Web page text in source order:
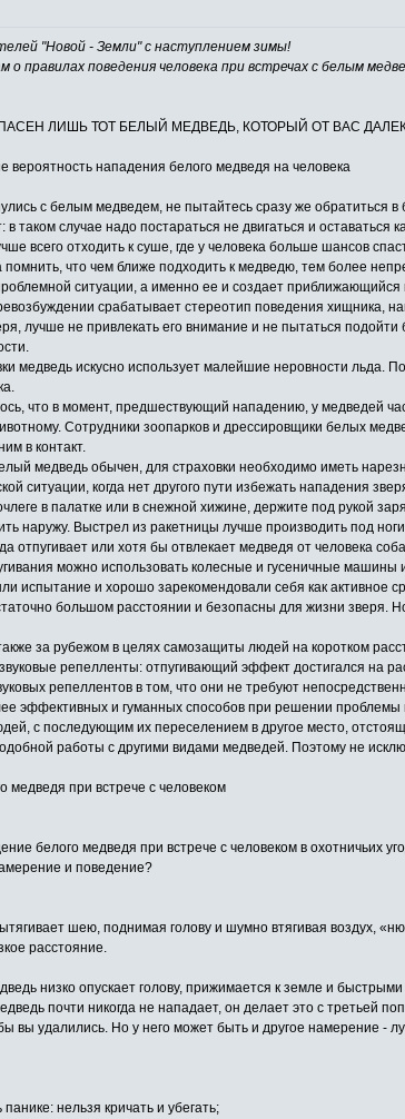
"Новой - Земли" с наступлением зимы!
о правилах поведения человека при встречах с белым
ЛИШЬ ТОТ БЕЛЫЙ МЕДВЕДЬ, КОТОРЫЙ ОТ ВАС
нападения белого медведя на человека
с белым медведем, не пытайтесь сразу же обратиться
таком случае надо постараться не двигаться и
всего отходить к суше, где у человека больше шансов
помнить, что чем ближе подходить к медведю, тем более
ситуации, а именно ее и создает приближающийся
срабатывает стереотип поведения хищника,
лучше не привлекать его внимание и не пытаться
медведь искусно использует малейшие неровности
что в момент, предшествующий нападению, у медведей
Сотрудники зоопарков и дрессировщики белых
в контакт.
медведь обычен, для страховки необходимо иметь
ситуации, когда нет другого пути избежать нападения
в палатке или в снежной хижине, держите под рукой
наружу. Выстрел из ракетницы лучше производить под
отпугивает или хотя бы отвлекает медведя от человека
можно использовать колесные и гусеничные
испытание и хорошо зарекомендовали себя как активное
большом расстоянии и безопасны для жизни зверя.
за рубежом в целях самозащиты людей на коротком
репелленты: отпугивающий эффект достигался на
репеллентов в том, что они не требуют
эффективных и гуманных способов при решении
с последующим их переселением в другое место,
работы с другими видами медведей. Поэтому не
медведя при встрече с человеком
белого медведя при встрече с человеком в охотничьих
и поведение?
шею, поднимая голову и шумно втягивая воздух,
расстояние.
низко опускает голову, прижимается к земле и
почти никогда не нападает, он делает это с третьей
вы удалились. Но у него может быть и другое намерение -
нельзя кричать и убегать;